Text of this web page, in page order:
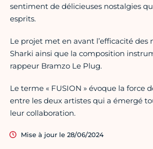
sentiment de délicieuses nostalgies
esprits.
Le projet met en avant l’efficacité des
Sharki ainsi que la composition
rappeur Bramzo Le Plug.
Le terme « FUSION » évoque la force
entre les deux artistes qui a émergé
leur collaboration.
Mise à jour le 28/06/2024